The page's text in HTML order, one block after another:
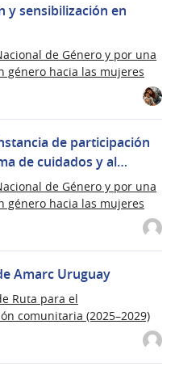
y sensibilización en
de Género y por una
género hacia las mujeres
de participación
de cuidados y al…
de Género y por una
género hacia las mujeres
Amarc Uruguay
Ruta para el
comunitaria (2025–2029)